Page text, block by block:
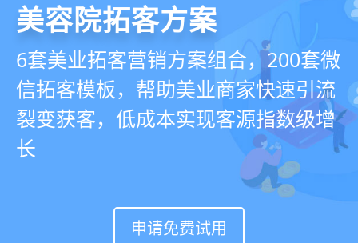
美业拓客，就用 美盈易
美业全域引流获客+私域运营增长方
案，一站式解决美业门店拓、留、
锁、升难题
申请免费试用
美容院拓客方案
6套美业拓客营销方案组合，200套微
信拓客模板，帮助美业商家快速引流
裂变获客，低成本实现客源指数级增
长
申请免费试用
美业私域运营scrm
从拉新、转化、复购到裂变转介绍面
面俱到，赋能美容顾问销售，实现客
户、业绩
持续增长
申请免费试用